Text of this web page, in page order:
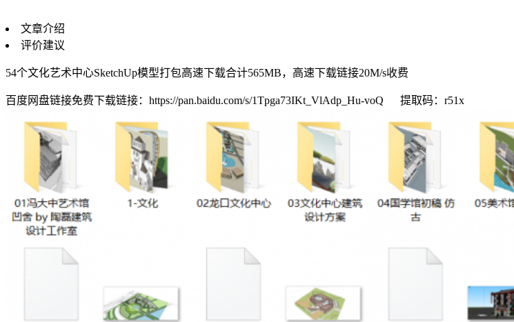
文章介绍
评价建议
54个文化艺术中心SketchUp模型打包高速下载合计565MB，高速下载链接20M/s收费
百度网盘链接免费下载链接：https://pan.baidu.com/s/1Tpga73IKt_VlAdp_Hu-voQ 提取码：r51x